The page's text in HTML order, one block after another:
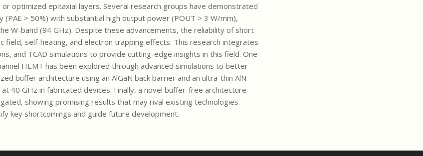
optimized epitaxial layers. Several research groups have demonstrated
> 50%) with substantial high output power (POUT > 3 W/mm),
W-band (94 GHz). Despite these advancements, the reliability of short
field, self-heating, and electron trapping effects. This research integrates
and TCAD simulations to provide cutting-edge insights in this field. One
HEMT has been explored through advanced simulations to better
buffer architecture using an AlGaN back barrier and an ultra-thin AlN
40 GHz in fabricated devices. Finally, a novel buffer-free architecture
showing promising results that may rival existing technologies.
key shortcomings and guide future development.